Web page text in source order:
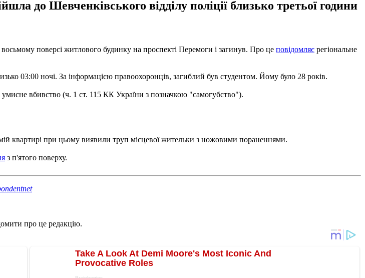
до Шевченківського відділу поліції близько третьої години
поверсі житлового будинку на проспекті Перемоги і загинув. Про це повідомляє регіональне
03:00 ночі. За інформацією правоохоронців, загиблий був студентом. Йому було 28 років.
вбивство (ч. 1 ст. 115 КК України з позначкою "самогубство").
квартирі при цьому виявили труп місцевої жительки з ножовими пораненнями.
з п'ятого поверху.
про це редакцію.